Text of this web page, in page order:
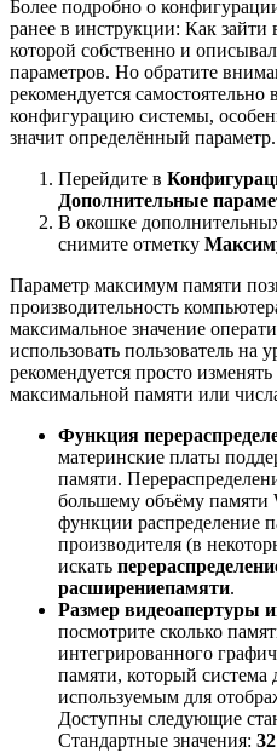
Более подробно о
ранее в инструкции: Как
которой собственно и
параметров. Но обратите
рекомендуется самостоятельно
конфигурацию системы,
значит определённый параметр.
Перейдите в
Дополнительные
В окошке
снимите отметку
Параметр максимум памяти
производительность
максимальное значение
использовать пользователь на
рекомендуется просто
максимальной памяти или
Функция
материнские платы
памяти.
большему объёму памяти
функции распределение
производителя (в
искать
расширениепамяти.
Размер видеоапертуры
посмотрите сколько
интегрированного
памяти, который система
используемым для
Доступны следующие
Стандартные значения: